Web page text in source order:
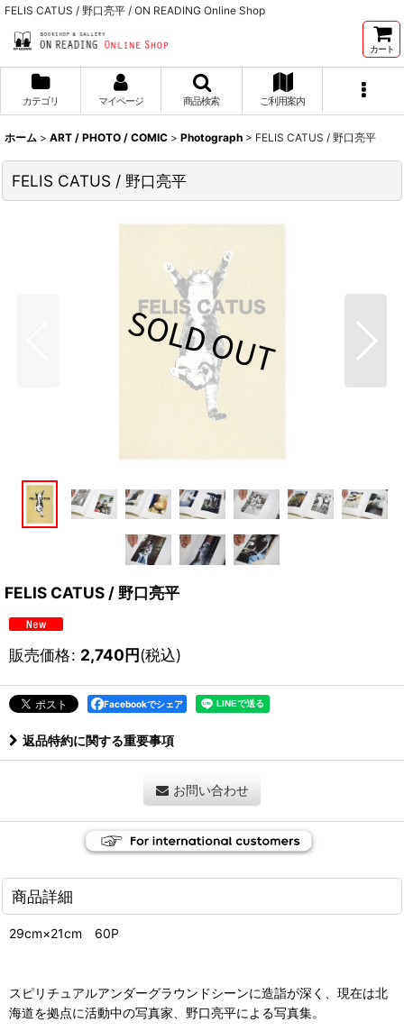
FELIS CATUS / 野口亮平 / ON READING Online Shop
カート
カテゴリ マイページ 商品検索 ご利用案内
ホーム > ART / PHOTO / COMIC > Photograph > FELIS CATUS / 野口亮平
FELIS CATUS / 野口亮平
FELIS CATUS / 野口亮平
販売価格: 2,740円(税込)
Facebookでシェア
返品特約に関する重要事項
お問い合わせ
商品詳細
29cm×21cm 60P
スピリチュアルアンダーグラウンドシーンに造詣が深く、現在は北
海道を拠点に活動中の写真家、野口亮平による写真集。